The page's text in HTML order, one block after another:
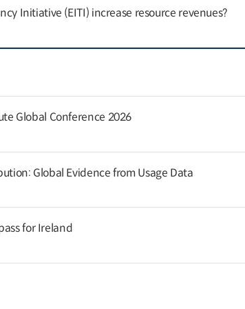
Initiative (EITI) increase resource revenues?
Global Conference 2026
Global Evidence from Usage Data
for Ireland